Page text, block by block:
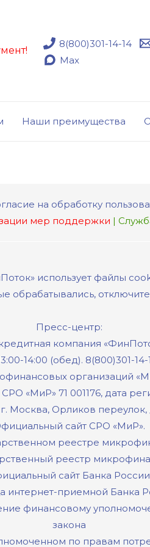
8(800)301-14-14
Max
Наши преимущества
на обработку
мер поддержки |
использует файлы
обрабатывались,
Пресс-центр:
компания
14:00 (обед). 8(800)301-14-
организаций
«МиР» 71 001176, дата
Москва, Орликов переулок,
сайт СРО «МиР».
реестре
реестр
сайт Банка
интернет-приемной Банка
финансовому
закона
по правам